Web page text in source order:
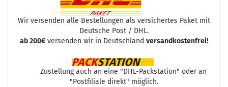
Wir versenden alle Bestellungen als versichertes Paket mit
Deutsche Post / DHL.
ab 200€ versenden wir in Deutschland versandkostenfrei!
Zustellung auch an eine "DHL-Packstation" oder an
"Postfiliale direkt" möglich.